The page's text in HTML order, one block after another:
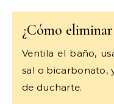
¿Cómo
Ventila el baño,
sal o bicarbonato,
de ducharte.